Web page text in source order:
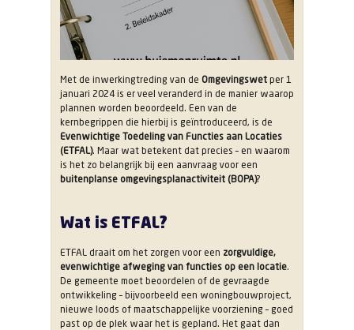
Met de inwerkingtreding van de Omgevingswet per 1
januari 2024 is er veel veranderd in de manier waarop
plannen worden beoordeeld. Een van de
kernbegrippen die hierbij is geïntroduceerd, is de
Evenwichtige Toedeling van Functies aan Locaties
(ETFAL). Maar wat betekent dat precies – en waarom
is het zo belangrijk bij een aanvraag voor een
buitenplanse omgevingsplanactiviteit (BOPA)?
Wat is ETFAL?
ETFAL draait om het zorgen voor een zorgvuldige,
evenwichtige afweging van functies op een locatie.
De gemeente moet beoordelen of de gevraagde
ontwikkeling – bijvoorbeeld een woningbouwproject,
nieuwe loods of maatschappelijke voorziening – goed
past op de plek waar het is gepland. Het gaat dan